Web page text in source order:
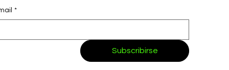
*
Subscribirse